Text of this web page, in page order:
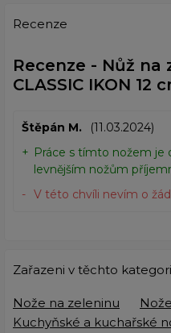
Recenze
Recenze - Nůž
CLASSIC IKON 12
Štěpán M.
(11.03.2024)
Práce s tímto nožem je
levnějším nožům
V této chvíli nevím o
Zařazeni v těchto
Nože na zeleninu
Kuchyňské a kuchařské